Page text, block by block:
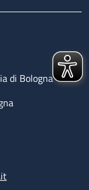
di Bologna